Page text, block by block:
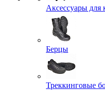
Аксессуары для
Берцы
Треккинговые